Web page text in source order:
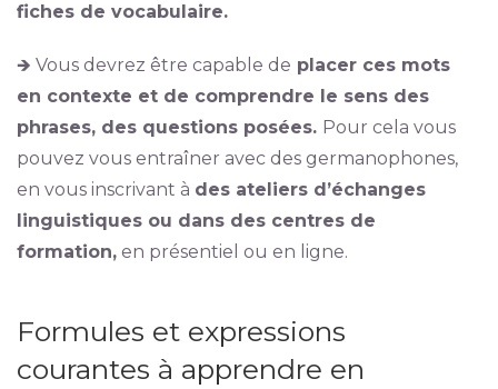
fiches de vocabulaire.
🡺 Vous devrez être capable de placer ces mots
en contexte et de comprendre le sens des
phrases, des questions posées. Pour cela vous
pouvez vous entraîner avec des germanophones,
en vous inscrivant à des ateliers d’échanges
linguistiques ou dans des centres de
formation,en présentiel ou en ligne.
Formules et expressions
courantes à apprendre en